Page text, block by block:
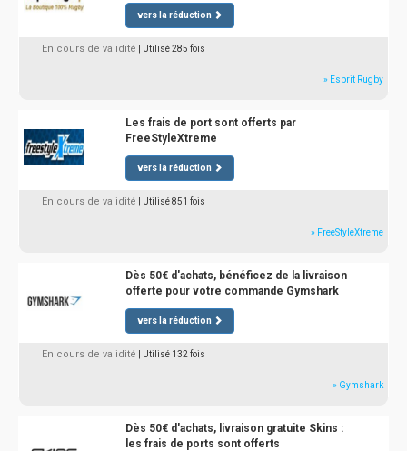
vers la réduction
En cours de validité | Utilisé 285 fois
» Esprit Rugby
Les frais de port sont offerts par
FreeStyleXtreme
vers la réduction
En cours de validité | Utilisé 851 fois
» FreeStyleXtreme
Dès 50€ d'achats, bénéficez de la livraison
offerte pour votre commande Gymshark
vers la réduction
En cours de validité | Utilisé 132 fois
» Gymshark
Dès 50€ d'achats, livraison gratuite Skins :
les frais de ports sont offerts